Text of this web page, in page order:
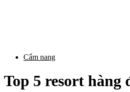
Cẩm nang
Top 5 resort